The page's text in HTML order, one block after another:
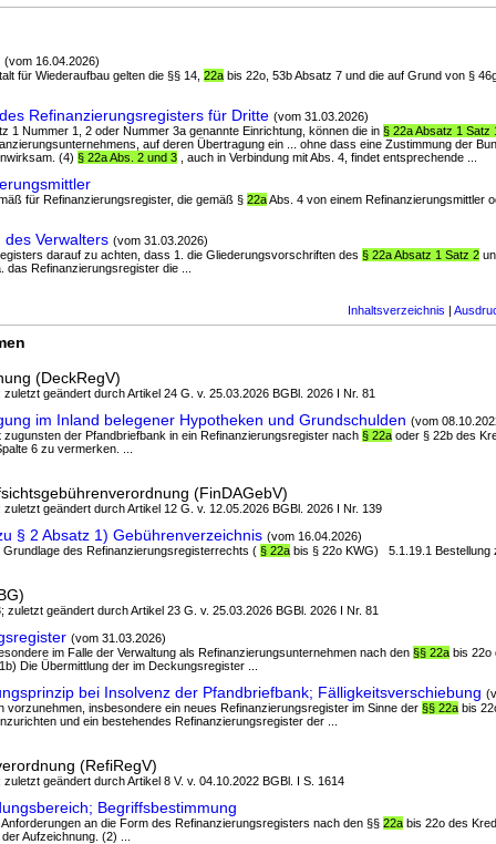
(vom 16.04.2026)
für Wiederaufbau gelten die §§ 14, 22a bis 22o, 53b Absatz 7 und die auf Grund von §
Refinanzierungsregisters für Dritte (vom 31.03.2026)
1 Nummer 1, 2 oder Nummer 3a genannte Einrichtung, können die in § 22a Absatz 1 Satz
auf deren Übertragung ein ... ohne dass eine Zustimmung der
(4) § 22a Abs. 2 und 3 , auch in Verbindung mit Abs. 4, findet entsprechende ...
für Refinanzierungsregister, die gemäß § 22aAbs. 4 von einem Refinanzierungsmittler
des Verwalters (vom 31.03.2026)
darauf zu achten, dass 1. die Gliederungsvorschriften des § 22a Absatz 1 Satz 2
das Refinanzierungsregister die ...
Inhaltsverzeichnis |
(DeckRegV)
geändert durch Artikel 24 G. v. 25.03.2026 BGBl. 2026 I Nr. 81
im Inland belegener Hypotheken und Grundschulden (vom
der Pfandbriefbank in ein Refinanzierungsregister nach § 22a oder § 22b des
6 zu vermerken. ...
(FinDAGebV)
zuletzt geändert durch Artikel 12 G. v. 12.05.2026 BGBl. 2026 I Nr. 139
§ 2 Absatz 1) Gebührenverzeichnis (vom 16.04.2026)
des Refinanzierungsregisterrechts ( § 22a bis § 22o KWG) 5.1.19.1 Bestellung
zuletzt geändert durch Artikel 23 G. v. 25.03.2026 BGBl. 2026 I Nr. 81
(vom 31.03.2026)
im Falle der Verwaltung als Refinanzierungsunternehmen nach den §§ 22a bis 22o
Die Übermittlung der im Deckungsregister ...
bei Insolvenz der Pfandbriefbank; Fälligkeitsverschiebung
vorzunehmen, insbesondere ein neues Refinanzierungsregister im Sinne der §§ 22a bis
und ein bestehendes Refinanzierungsregister der ...
(RefiRegV)
geändert durch Artikel 8 V. v. 04.10.2022 BGBl. I S. 1614
Begriffsbestimmung
an die Form des Refinanzierungsregisters nach den §§ 22a bis 22o des
Aufzeichnung. (2) ...